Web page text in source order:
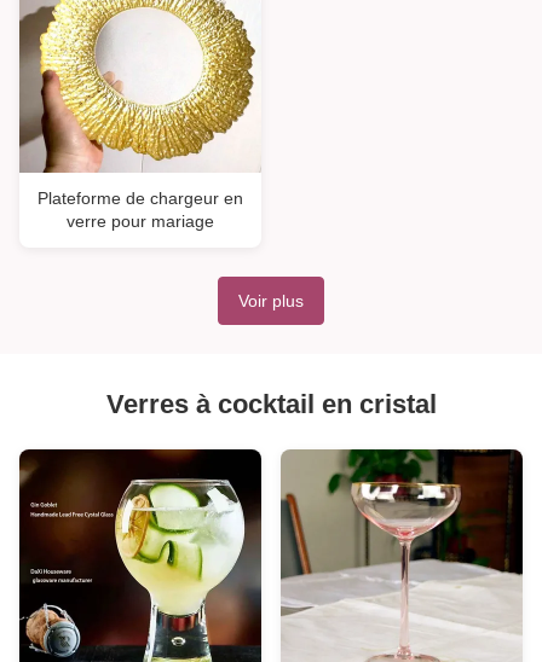
Plateforme de chargeur en
verre pour mariage
Voir plus
Verres à cocktail en cristal